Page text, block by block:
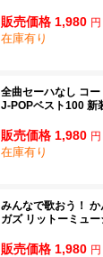
販売価格 1,980 円
在庫有り
全曲セーハなし コ
J-POPベスト100 新
販売価格 1,980 円
在庫有り
みんなで歌おう！
ガズ リットーミュー
販売価格 1,980 円